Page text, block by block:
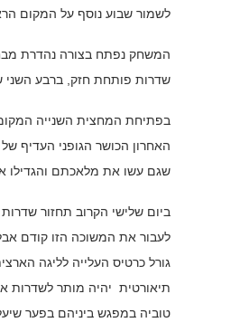
לשמור שבוע נוסף על המקום
שדרות פותחת חזק, ברבע השני
האחרון הכושר הגופני העדיף
שגם עשו את מלאכתם והגדילו את הפער עד לסיום
ביום שלישי הקרוב תחזור
לעבור את המשוכה הזו קודם
גורל כרטיס העלייה לליגה
תיאורטית יהיה מותר לשדרות
טוביה במפגש ביניהם בפער